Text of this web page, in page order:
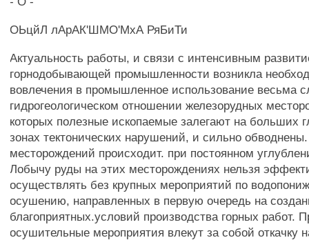
ОЬцйЛ лАрАК'ШМО'МхА РяБиТи
Актуальность работы, и связи с интенсивным
горнодобывающей промышленности возникла
вовлечения в промышленное использование весьма
гидрогеологическом отношении железорудных
которых полезные ископаемые залегают на больших
зонах тектонических нарушений, и сильно
месторождений происходит. при постоянном
Лобычу руды на этих месторождениях нельзя
осуществлять без крупных мероприятий по
осушению, направленных в первую очередь на
благоприятных.условий производства горных работ.
осушительные мероприятия влекут за собой откачку